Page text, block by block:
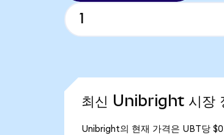
최신 Unibright 시장
Unibright의 현재 가격은 UBT당